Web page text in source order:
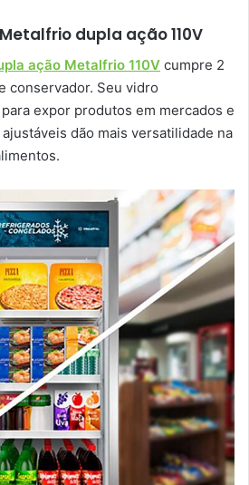
dupla ação 110V
ação Metalfrio 110V cumpre 2
conservador. Seu vidro
expor produtos em mercados e
dão mais versatilidade na